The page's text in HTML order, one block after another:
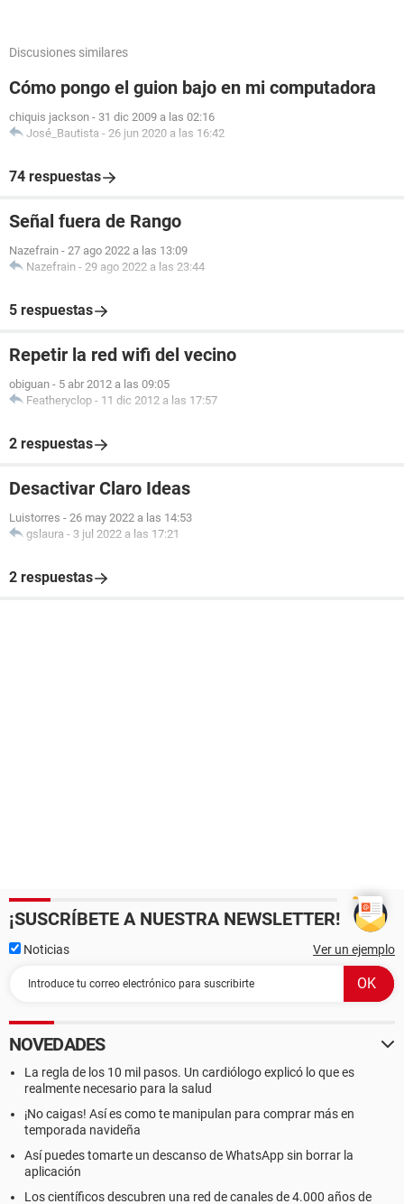
Discusiones similares
Cómo pongo el guion bajo en mi computadora
chiquis jackson - 31 dic 2009 a las 02:16
José_Bautista - 26 jun 2020 a las 16:42
74 respuestas
Señal fuera de Rango
Nazefrain - 27 ago 2022 a las 13:09
Nazefrain - 29 ago 2022 a las 23:44
5 respuestas
Repetir la red wifi del vecino
obiguan - 5 abr 2012 a las 09:05
Featheryclop - 11 dic 2012 a las 17:57
2 respuestas
Desactivar Claro Ideas
Luistorres - 26 may 2022 a las 14:53
gslaura - 3 jul 2022 a las 17:21
2 respuestas
¡SUSCRÍBETE A NUESTRA NEWSLETTER!
Noticias Ver un ejemplo
NOVEDADES
La regla de los 10 mil pasos. Un cardiólogo explicó lo que es
realmente necesario para la salud
¡No caigas! Así es como te manipulan para comprar más en
temporada navideña
Así puedes tomarte un descanso de WhatsApp sin borrar la
aplicación
Los científicos descubren una red de canales de 4.000 años de